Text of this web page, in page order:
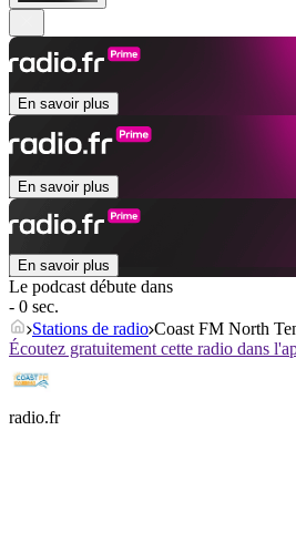
En savoir plus
En savoir plus
En savoir plus
Le podcast débute dans
- 0 sec.
Stations de radio Coast FM North
Écoutez gratuitement cette radio dans
radio.fr